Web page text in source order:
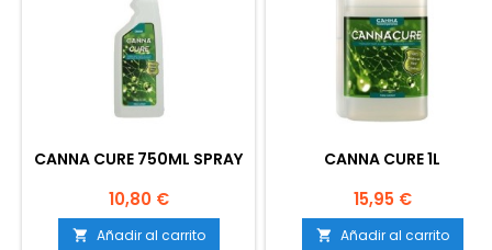
CANNA CURE 750ML SPRAY
Precio
10,80 €
 Añadir al carrito
CANNA CURE 1L
Precio
15,95 €
 Añadir al carrito